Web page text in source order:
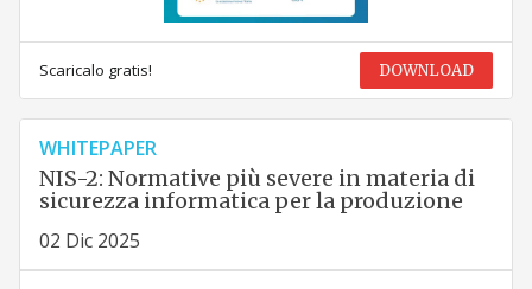
Scaricalo gratis! DOWNLOAD
WHITEPAPER
NIS-2: Normative più severe in materia di
sicurezza informatica per la produzione
02 Dic 2025